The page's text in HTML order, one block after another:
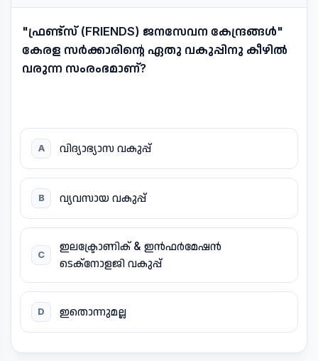
"ഫ്രണ്ട്സ് (FRIENDS) ജനസേവന കേന്ദ്രങ്ങൾ"
കേരള സർക്കാരിന്റെ ഏതു വകുപ്പിനു കീഴിൽ
വരുന്ന സംരംഭമാണ്?
A വിദ്യാഭ്യാസ വകുപ്പ്
B വ്യവസായ വകുപ്പ്
C
ഇലക്ട്രോണിക് & ഇൻഫർമേഷൻ
ടെക്നോളജി വകുപ്പ്
D ഇതൊന്നുമല്ല